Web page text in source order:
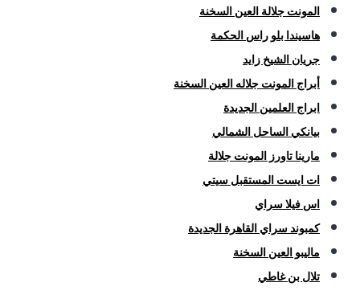
المونت جلالة العين السخنة
هاسيندا بلو راس الحكمة
جريان الشيخ زايد
أبراج المونت جلاله العين السخنة
ابراج العلمين الجديدة
بيانكي الساحل الشمالي
مارينا تاورز المونت جلالة
ات ايست المستقبل سيتي
اس فيلا سراي
كمبوند سراي القاهرة الجديدة
ماليبو العين السخنة
تلال بن غاطي